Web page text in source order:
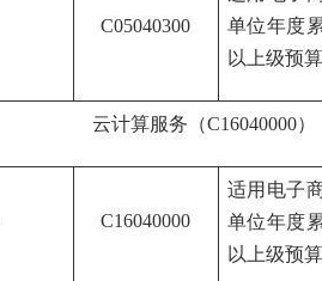
C05040300
单位年度
以上级预
云计算服务（C16040000）
C16040000
适用电子
单位年度
以上级预